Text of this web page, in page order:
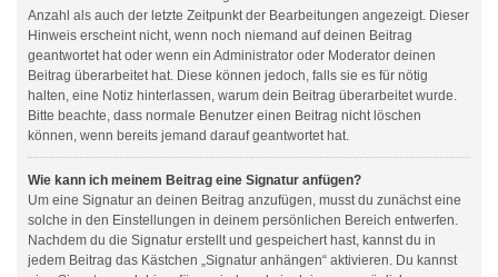
Anzahl als auch der letzte Zeitpunkt der Bearbeitungen angezeigt. Dieser
Hinweis erscheint nicht, wenn noch niemand auf deinen Beitrag
geantwortet hat oder wenn ein Administrator oder Moderator deinen
Beitrag überarbeitet hat. Diese können jedoch, falls sie es für nötig
halten, eine Notiz hinterlassen, warum dein Beitrag überarbeitet wurde.
Bitte beachte, dass normale Benutzer einen Beitrag nicht löschen
können, wenn bereits jemand darauf geantwortet hat.
Wie kann ich meinem Beitrag eine Signatur anfügen?
Um eine Signatur an deinen Beitrag anzufügen, musst du zunächst eine
solche in den Einstellungen in deinem persönlichen Bereich entwerfen.
Nachdem du die Signatur erstellt und gespeichert hast, kannst du in
jedem Beitrag das Kästchen „Signatur anhängen“ aktivieren. Du kannst